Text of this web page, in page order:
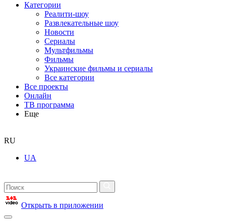
Категории
Реалити-шоу
Развлекательные шоу
Новости
Сериалы
Мультфильмы
Фильмы
Украинские фильмы и сериалы
Все категории
Все проекты
Онлайн
ТВ программа
Еще
RU
UA
Открыть в приложении